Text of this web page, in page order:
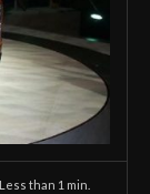
Less than 1 min.